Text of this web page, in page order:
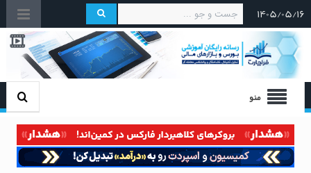
۱۴۰۵/۰۵/۱۶
منو